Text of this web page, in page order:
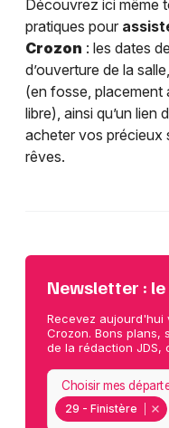
Découvrez ici même
pratiques pour
Crozon : les dates
d’ouverture de la
(en fosse, placement
libre), ainsi qu’un lien
acheter vos précieux
rêves.
Newsletter :
Recevez aujourd'hui
Crozon. Bons plans,
de la rédaction JDS,
29 - Finistère
Choisir mes